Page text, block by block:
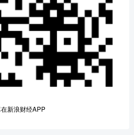
新浪财经APP